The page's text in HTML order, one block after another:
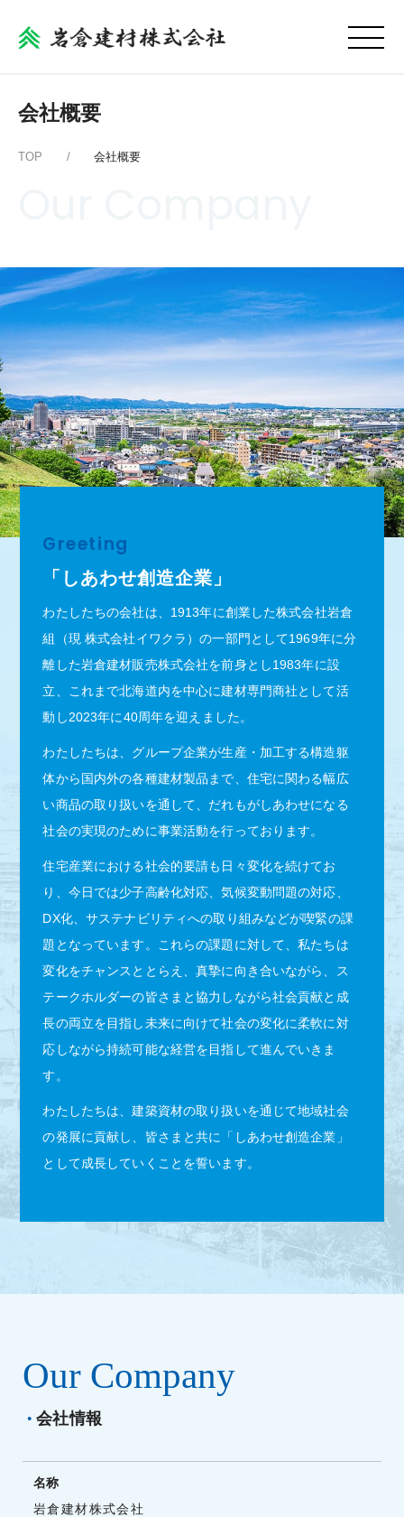
会社概要
TOP /会社概要
Greeting
「しあわせ創造企業」
わたしたちの会社は、1913年に創業した株式会社岩倉
組（現 株式会社イワクラ）の一部門として1969年に分
離した岩倉建材販売株式会社を前身とし1983年に設
立、これまで北海道内を中心に建材専門商社として活
動し2023年に40周年を迎えました。
わたしたちは、グループ企業が生産・加工する構造躯
体から国内外の各種建材製品まで、住宅に関わる幅広
い商品の取り扱いを通して、だれもがしあわせになる
社会の実現のために事業活動を行っております。
住宅産業における社会的要請も日々変化を続けてお
り、今日では少子高齢化対応、気候変動問題の対応、
DX化、サステナビリティへの取り組みなどが喫緊の課
題となっています。これらの課題に対して、私たちは
変化をチャンスととらえ、真摯に向き合いながら、ス
テークホルダーの皆さまと協力しながら社会貢献と成
長の両立を目指し未来に向けて社会の変化に柔軟に対
応しながら持続可能な経営を目指して進んでいきま
す。
わたしたちは、建築資材の取り扱いを通じて地域社会
の発展に貢献し、皆さまと共に「しあわせ創造企業」
として成長していくことを誓います。
Our Company
● 会社情報
名称
岩倉建材株式会社